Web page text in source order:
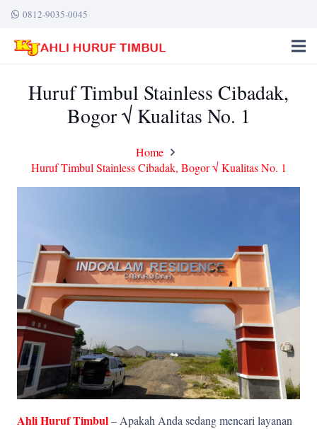
0812-9035-0045
Huruf Timbul Stainless Cibadak,
Bogor √ Kualitas No. 1
Home
Huruf Timbul Stainless Cibadak, Bogor √ Kualitas No. 1
Ahli Huruf Timbul– Apakah Anda sedang mencari layanan